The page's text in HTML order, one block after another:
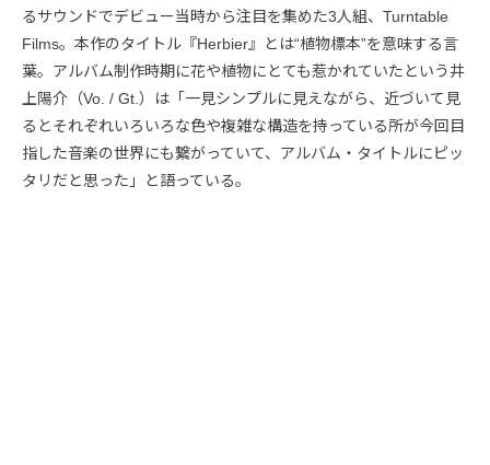
るサウンドでデビュー当時から注目を集めた3人組、Turntable
Films。本作のタイトル『Herbier』とは“植物標本”を意味する言
葉。アルバム制作時期に花や植物にとても惹かれていたという井
上陽介（Vo. / Gt.）は「一見シンプルに見えながら、近づいて見
るとそれぞれいろいろな色や複雑な構造を持っている所が今回目
指した音楽の世界にも繋がっていて、アルバム・タイトルにピッ
タリだと思った」と語っている。